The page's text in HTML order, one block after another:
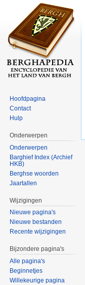
Hoofdpagina
Contact
Hulp
Onderwerpen
Onderwerpen
Barghief Index (Archief
HKB)
Berghse woorden
Jaartallen
Wijzigingen
Nieuwe pagina's
Nieuwe bestanden
Recente wijzigingen
Bijzondere pagina's
Alle pagina's
Beginnetjes
Willekeurige pagina